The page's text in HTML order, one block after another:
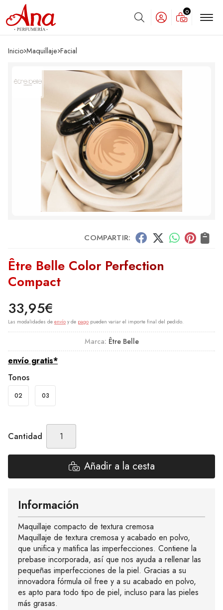
Buscar
0
Inicio maquillaje facial
COMPARTIR:
Être Belle Color Perfection
Compact
33,95€
Las modalidades de envío y de pago pueden variar el importe final del pedido.
Marca: Être Belle
envío gratis*
Tonos
02 03
Cantidad
Añadir a la cesta
Información
Maquillaje compacto de textura cremosa
Maquillaje de textura cremosa y acabado en polvo,
que unifica y matifica las imperfecciones. Contiene la
prebase incorporada, así que nos ayuda a rellenar las
pequeñas imperfecciones de la piel. Gracias a su
innovadora fórmula oil free y a su acabado en polvo,
es apto para todo tipo de piel, incluso para las pieles
más grasas.